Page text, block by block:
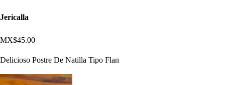
Jericalla
MX$45.00
Delicioso Postre De Natilla Tipo Flan